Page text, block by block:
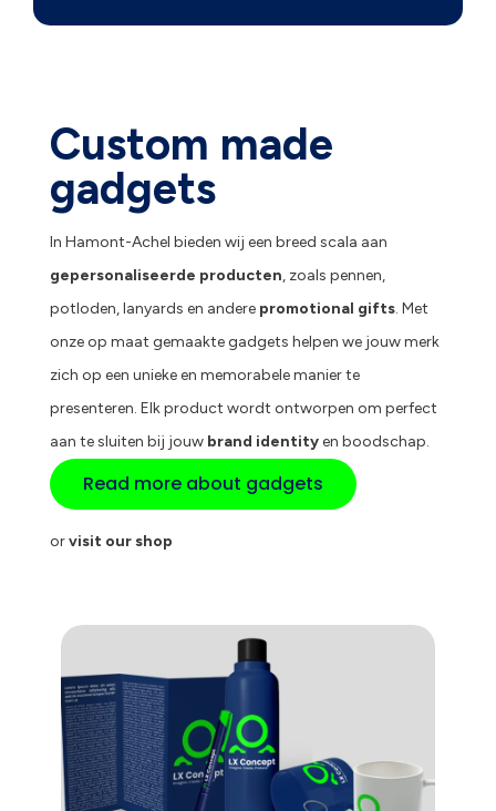
Custom made
gadgets
In Hamont-Achel bieden wij een breed scala aan
gepersonaliseerde producten, zoals pennen,
potloden, lanyards en andere promotional gifts. Met
onze op maat gemaakte gadgets helpen we jouw merk
zich op een unieke en memorabele manier te
presenteren. Elk product wordt ontworpen om perfect
aan te sluiten bij jouw brand identityen boodschap.
Read more about gadgets
orvisit our shop